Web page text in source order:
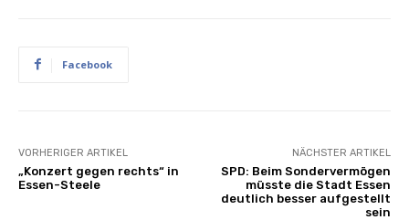
Facebook
VORHERIGER ARTIKEL
„Konzert gegen rechts“ in
Essen-Steele
NÄCHSTER ARTIKEL
SPD: Beim Sondervermögen
müsste die Stadt Essen
deutlich besser aufgestellt
sein